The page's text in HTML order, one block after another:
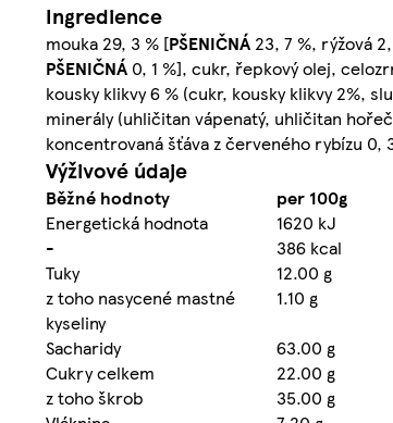
Ingredience
mouka 29, 3 % [PŠENIČNÁ 23, 7 %, rýžová
PŠENIČNÁ 0, 1 %], cukr, řepkový olej,
kousky klikvy 6 % (cukr, kousky klikvy 2%,
minerály (uhličitan vápenatý, uhličitan
koncentrovaná šťáva z červeného rybízu
Výživové údaje
Běžné hodnoty per 100g
Energetická hodnota
1620 kJ
-
386 kcal
Tuky
12.00 g
z toho nasycené mastné
kyseliny
1.10 g
Sacharidy
63.00 g
Cukry celkem
22.00 g
z toho škrob
35.00 g